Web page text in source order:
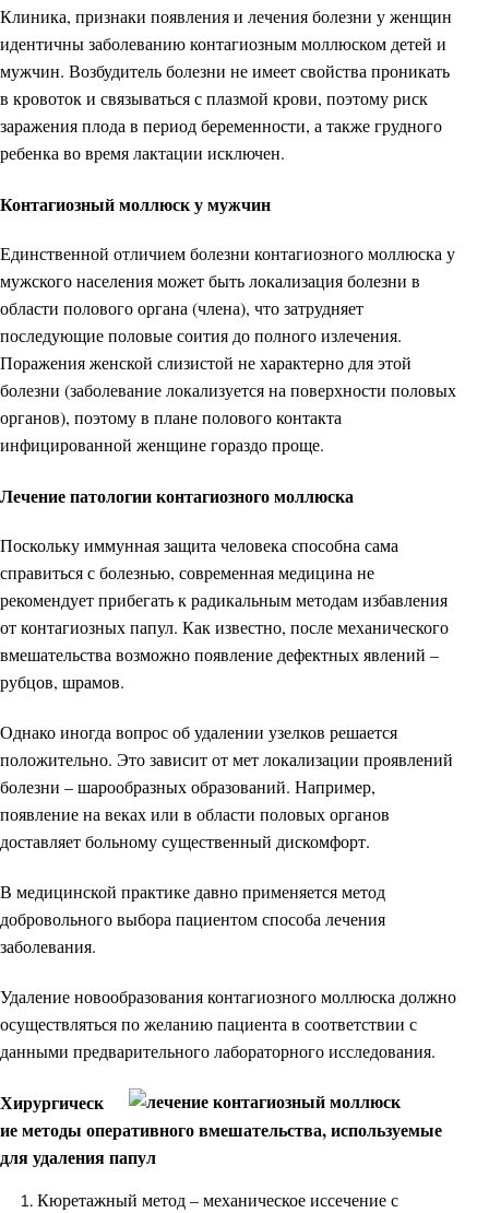
Клиника, признаки появления и лечения болезни у женщин
идентичны заболеванию контагиозным моллюском детей и
мужчин. Возбудитель болезни не имеет свойства проникать
в кровоток и связываться с плазмой крови, поэтому риск
заражения плода в период беременности, а также грудного
ребенка во время лактации исключен.
Контагиозный моллюск у мужчин
Единственной отличием болезни контагиозного моллюска у
мужского населения может быть локализация болезни в
области полового органа (члена), что затрудняет
последующие половые соития до полного излечения.
Поражения женской слизистой не характерно для этой
болезни (заболевание локализуется на поверхности половых
органов), поэтому в плане полового контакта
инфицированной женщине гораздо проще.
Лечение патологии контагиозного моллюска
Поскольку иммунная защита человека способна сама
справиться с болезнью, современная медицина не
рекомендует прибегать к радикальным методам избавления
от контагиозных папул. Как известно, после механического
вмешательства возможно появление дефектных явлений –
рубцов, шрамов.
Однако иногда вопрос об удалении узелков решается
положительно. Это зависит от мет локализации проявлений
болезни – шарообразных образований. Например,
появление на веках или в области половых органов
доставляет больному существенный дискомфорт.
В медицинской практике давно применяется метод
добровольного выбора пациентом способа лечения
заболевания.
Удаление новообразования контагиозного моллюска должно
осуществляться по желанию пациента в соответствии с
данными предварительного лабораторного исследования.
Хирургическ
ие методы оперативного вмешательства, используемые
для удаления папул
Кюретажный метод – механическое иссечение с